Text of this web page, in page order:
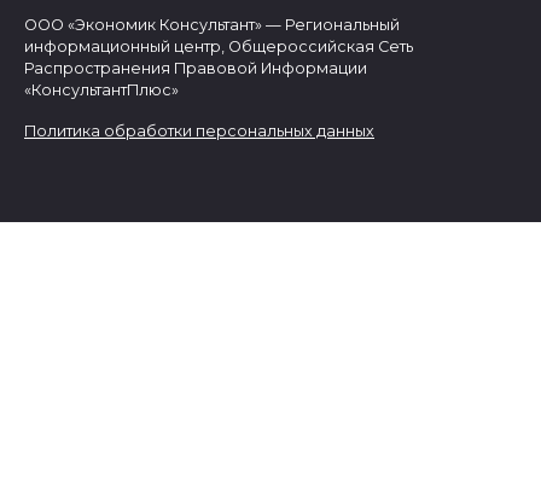
ООО «Экономик Консультант» — Региональный
информационный центр, Общероссийская Сеть
Распространения Правовой Информации
«КонсультантПлюс»
Политика обработки персональных данных